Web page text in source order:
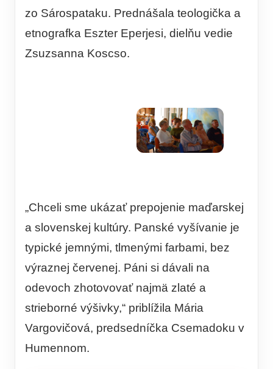
zo Sárospataku. Prednášala teologička a
etnografka Eszter Eperjesi, dielňu vedie
Zsuzsanna Koscso.
„Chceli sme ukázať prepojenie maďarskej
a slovenskej kultúry. Panské vyšívanie je
typické jemnými, tlmenými farbami, bez
výraznej červenej. Páni si dávali na
odevoch zhotovovať najmä zlaté a
strieborné výšivky,“ priblížila Mária
Vargovičová, predsedníčka Csemadoku v
Humennom.